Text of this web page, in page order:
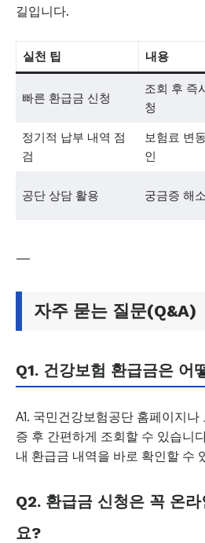
길입니다.
실천 팁 내용
빠른 환급금 신청
조회 후 즉
청
정기적 납부 내역 점
검
보험료 변
인
공단 상담 활용 궁금증 해소
—
자주 묻는 질문(Q&A)
Q1. 건강보험 환급금은 어
A1. 국민건강보험공단 홈페이지
증 후 간편하게 조회할 수 있습니
내 환급금 내역을 바로 확인할 수
Q2. 환급금 신청은 꼭 온
요?